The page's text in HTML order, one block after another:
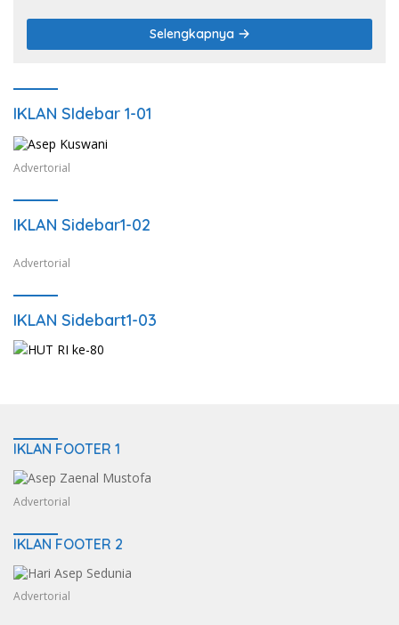
Selengkapnya
IKLAN SIdebar 1-01
Advertorial
IKLAN Sidebar1-02
Advertorial
IKLAN Sidebart1-03
IKLAN FOOTER 1
Advertorial
IKLAN FOOTER 2
Advertorial